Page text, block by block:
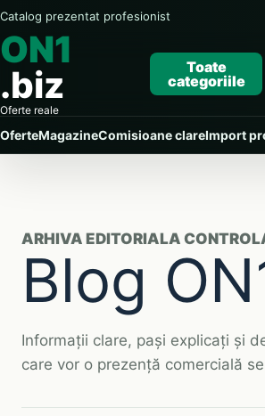
Catalog prezentat profesionist
ON1
.biz
Oferte reale
Toate
categoriile
Cauta produse
OferteMagazineComisioane clareImport
ARHIVA EDITORIALA
Blog
Informații clare, pași explicați și
care vor o prezență comercială